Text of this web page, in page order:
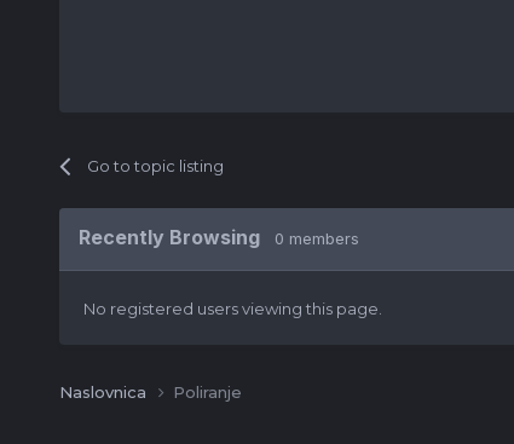
Go to topic listing
Recently Browsing 0 members
No registered users viewing this page.
Naslovnica Poliranje